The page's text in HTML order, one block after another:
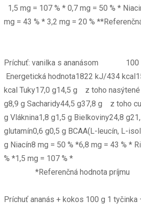
1,5 mg = 107 % * 0,7 mg = 50 % *
mg = 43 % * 3,2 mg = 20 %
Príchuť: vanilka s ananásom 100 g
Energetická hodnota1822 kJ/434
kcal Tuky17,0 g14,5 g z toho
g8,9 g Sacharidy44,5 g37,8 g z toho
g Vláknina1,8 g1,5 g Bielkoviny24,8
glutamín0,6 g0,5 g BCAA(L-leucín, L-
g Niacín8 mg = 50 % *6,8 mg = 43 % *
% *1,5 mg = 107 % *
*Referenčná hodnota príjmu
Príchuť ananás + kokos 100 g 1